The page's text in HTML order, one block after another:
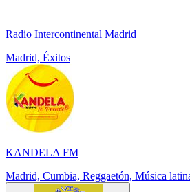
Radio Intercontinental Madrid
Madrid, Éxitos
KANDELA FM
Madrid, Cumbia, Reggaetón, Música